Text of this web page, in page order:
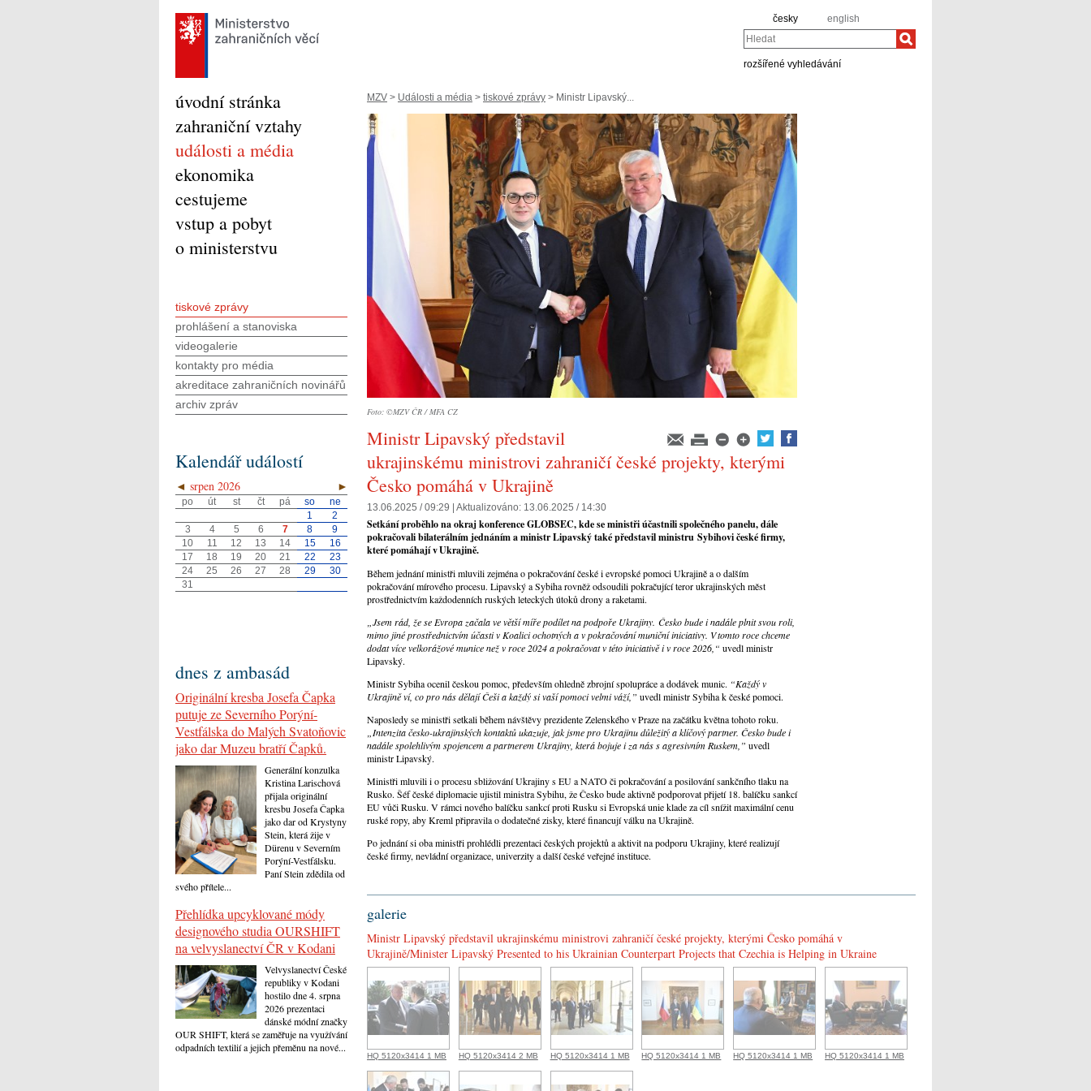
česky english
Hledat
rozšířené vyhledávání
MZV > Události a média > tiskové zprávy > Ministr Lipavský...
Foto: ©MZV ČR / MFA CZ
Ministr Lipavský představil
ukrajinskému ministrovi zahraničí české projekty, kterými
Česko pomáhá v Ukrajině
13.06.2025 / 09:29 | Aktualizováno: 13.06.2025 / 14:30
Setkání proběhlo na okraj konference GLOBSEC, kde se ministři účastnili společného panelu, dále
pokračovali bilaterálním jednáním a ministrLipavskýtaképředstavil ministru Sybihovičeské firmy,
které pomáhají v Ukrajině.
Během jednání ministři mluvili zejména o pokračování české i evropské pomoci Ukrajině a o dalším
pokračování mírového procesu. Lipavský a Sybiha rovněž odsoudili pokračující teror ukrajinských měst
prostřednictvím každodenních ruských leteckých útoků drony a raketami.
„Jsem rád, že se Evropa začala ve větší míře podílet na podpoře Ukrajiny. Česko bude i nadále plnit svou roli,
mimo jiné prostřednictvím účasti v Koalici ochotných a v pokračování muniční iniciativy. V tomto roce chceme
dodat více velkorážové munice než v roce 2024 a pokračovat v této iniciativě i v roce 2026,“ uvedl ministr
Lipavský.
Ministr Sybiha ocenil českou pomoc, především ohledně zbrojní spolupráce a dodávek munic. “Každý v
Ukrajině ví, co pro nás dělají Češi a každý si vaší pomoci velmi váží,” uvedl ministr Sybiha k české pomoci.
Naposledy se ministři setkali během návštěvy prezidente Zelenského v Praze na začátku května tohoto roku.
„Intenzita česko-ukrajinských kontaktů ukazuje, jak jsme pro Ukrajinu důležitý a klíčový partner. Česko bude i
nadále spolehlivým spojencem a partnerem Ukrajiny, která bojuje i za nás s agresivním Ruskem,” uvedl
ministr Lipavský.
Ministři mluvili i o procesu sbližování Ukrajiny s EU a NATO či pokračování a posilování sankčního tlaku na
Rusko. Šéf české diplomacie ujistil ministra Sybihu, že Česko bude aktivně podporovat přijetí 18. balíčku sankcí
EU vůči Rusku. V rámci nového balíčku sankcí proti Rusku si Evropská unie klade za cíl snížit maximální cenu
ruské ropy, aby Kreml připravila o dodatečné zisky, které financují válku na Ukrajině.
Po jednání si oba ministři prohlédli prezentaci českých projektů a aktivit na podporu Ukrajiny, které realizují
české firmy, nevládní organizace, univerzity a další české veřejné instituce.
galerie
Ministr Lipavský představil ukrajinskému ministrovi zahraničí české projekty, kterými Česko pomáhá v
Ukrajině/Minister Lipavský Presented to his Ukrainian Counterpart Projects that Czechia is Helping in Ukraine
HQ 5120x3414 1 MB HQ 5120x3414 2 MB HQ 5120x3414 1 MB HQ 5120x3414 1 MB HQ 5120x3414 1 MB HQ 5120x3414 1 MB
úvodní stránka
zahraniční vztahy
události a média
ekonomika
cestujeme
vstup a pobyt
o ministerstvu
tiskové zprávy
prohlášení a stanoviska
videogalerie
kontakty pro média
akreditace zahraničních novinářů
archiv zpráv
Kalendář událostí
◄ ►
srpen 2026
po út st čt pá so
ne
1
2
3
4 5 6 7 8
9
10
11 12 13 14 15
16
17
18 19 20 21 22
23
24
25 26 27 28 29
30
31
dnes z ambasád
Originální kresba Josefa Čapka
putuje ze Severního Porýní-
Vestfálska do Malých Svatoňovic
jako dar Muzeu bratří Čapků.
Generální konzulka
Kristina Larischová
přijala originální
kresbu Josefa Čapka
jako dar od Krystyny
Stein, která žije v
Dürenu v Severním
Porýní-Vestfálsku.
Paní Stein zdědila od
svého přítele...
Přehlídka upcyklované módy
designového studia OURSHIFT
na velvyslanectví ČR v Kodani
Velvyslanectví České
republiky v Kodani
hostilo dne 4. srpna
2026 prezentaci
dánské módní značky
OUR SHIFT, která se zaměřuje na využívání
odpadních textilií a jejich přeměnu na nové...